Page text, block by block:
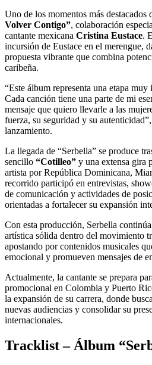
Uno de los momentos más destacados
Volver Contigo”, colaboración
cantante mexicana Cristina Eustace.
incursión de Eustace en el merengue,
propuesta vibrante que combina
caribeña.
“Este álbum representa una etapa
Cada canción tiene una parte de mi
mensaje que quiero llevarle a las
fuerza, su seguridad y su
lanzamiento.
La llegada de “Serbella” se produce
sencillo “Cotilleo” y una extensa gira
artista por República Dominicana,
recorrido participó en entrevistas,
de comunicación y actividades de
orientadas a fortalecer su expansión
Con esta producción, Serbella
artística sólida dentro del movimiento
apostando por contenidos musicales
emocional y promueven mensajes de
Actualmente, la cantante se prepara
promocional en Colombia y Puerto
la expansión de su carrera, donde
nuevas audiencias y consolidar su
internacionales.
Tracklist – Álbum